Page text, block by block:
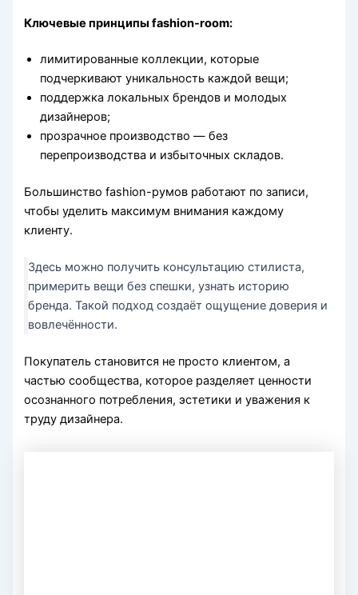
Ключевые принципы fashion-room:
лимитированные коллекции, которые
подчеркивают уникальность каждой вещи;
поддержка локальных брендов и молодых
дизайнеров;
прозрачное производство — без
перепроизводства и избыточных складов.
Большинство fashion-румов работают по записи,
чтобы уделить максимум внимания каждому
клиенту.
Здесь можно получить консультацию стилиста,
примерить вещи без спешки, узнать историю
бренда. Такой подход создаёт ощущение доверия и
вовлечённости.
Покупатель становится не просто клиентом, а
частью сообщества, которое разделяет ценности
осознанного потребления, эстетики и уважения к
труду дизайнера.